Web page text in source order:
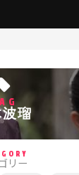
瑠
リー